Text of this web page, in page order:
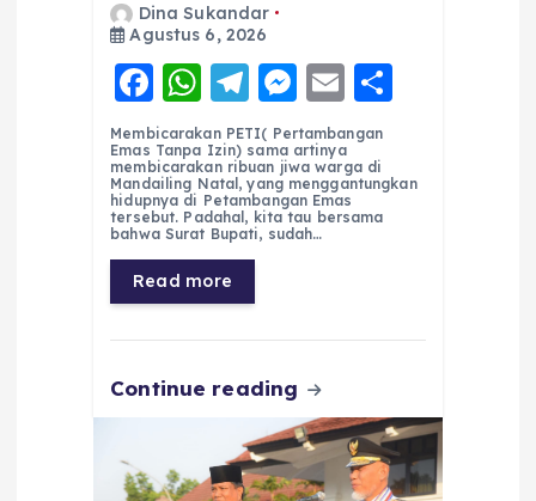
Dina Sukandar
Agustus 6, 2026
F
a
c
e
b
o
o
k
W
h
a
ts
A
p
p
T
el
e
g
r
a
m
M
e
ss
e
n
E
m
ai
l
re
Membicarakan PETI( Pertambangan
Emas Tanpa Izin) sama artinya
membicarakan ribuan jiwa warga di
Mandailing Natal, yang menggantungkan
hidupnya di Petambangan Emas
tersebut. Padahal, kita tau bersama
bahwa Surat Bupati, sudah…
Read more
Continue reading